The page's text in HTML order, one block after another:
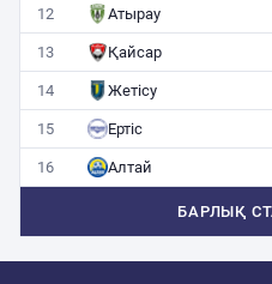
12 Атырау
13 Қайсар
14 Жетісу
15 Ертіс
16 Алтай
БАРЛЫҚ